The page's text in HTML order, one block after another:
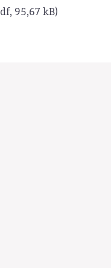
95,67 kB)